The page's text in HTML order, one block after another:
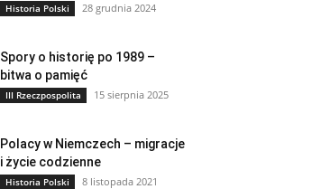
Historia Polski 28 grudnia 2024
Spory o historię po 1989 –
bitwa o pamięć
III Rzeczpospolita 15 sierpnia 2025
Polacy w Niemczech – migracje
i życie codzienne
Historia Polski 8 listopada 2021